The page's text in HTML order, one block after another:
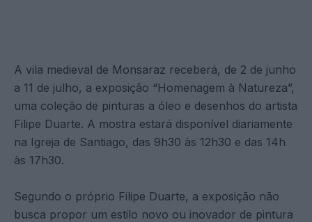
A vila medieval de Monsaraz receberá, de 2 de junho
a 11 de julho, a exposição “Homenagem à Natureza”,
uma coleção de pinturas a óleo e desenhos do artista
Filipe Duarte. A mostra estará disponível diariamente
na Igreja de Santiago, das 9h30 às 12h30 e das 14h
às 17h30.
Segundo o próprio Filipe Duarte, a exposição não
busca propor um estilo novo ou inovador de pintura